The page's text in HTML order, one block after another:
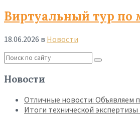
Виртуальный тур по
18.06.2026 в Новости
Read
More
Новости
Отличные новости: Объявляем
Итоги технической